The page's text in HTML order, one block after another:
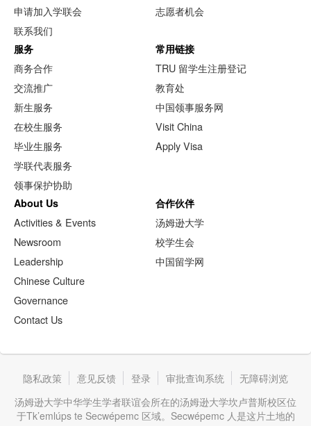
申请加入学联会
联系我们
志愿者机会
服务
商务合作
交流推广
新生服务
在校生服务
毕业生服务
学联代表服务
领事保护协助
常用链接
TRU 留学生注册登记
教育处
中国领事服务网
Visit China
Apply Visa
About Us
Activities & Events
Newsroom
Leadership
Chinese Culture
Governance
Contact Us
合作伙伴
汤姆逊大学
校学生会
中国留学网
隐私政策 意见反馈 登录 审批查询系统
无障碍浏览
汤姆逊大学中华学生学者联谊会所在的汤姆逊大学坎卢普斯校区位
于Tk’emlúps te Secwépemc 区域。Secwépemc 人是这片土地的